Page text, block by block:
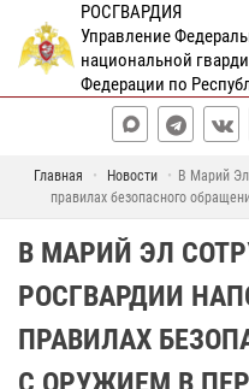
РОСГВАРДИЯ
Управление
национальной
Федерации по
Главная Новости
В Марий
правилах безопасного
В МАРИЙ ЭЛ
РОСГВАРДИИ
ПРАВИЛАХ